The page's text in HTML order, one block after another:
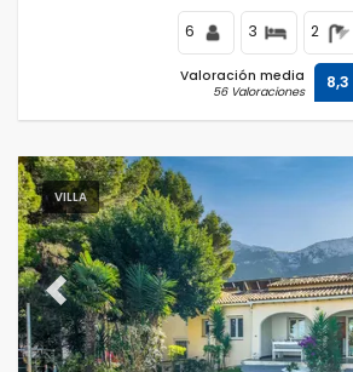
6 3 2
Valoración media
56 Valoraciones 8,3
VILLA
Previous